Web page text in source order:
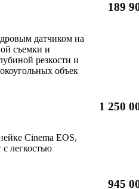
189
датчиком на
съемки и
резкости и
объек
1 250
Cinema EOS,
легкостью
945